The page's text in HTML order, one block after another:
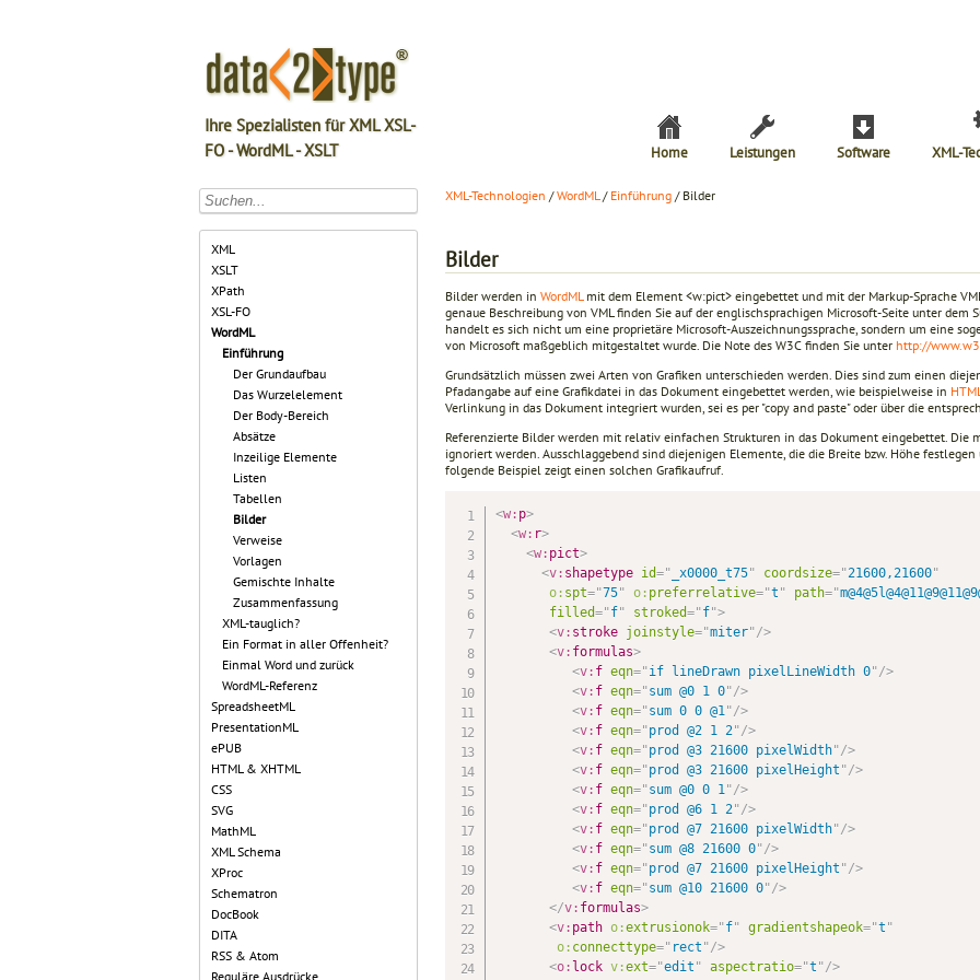
Ihre Spezialisten für XML XSL-
FO - WordML - XSLT
Home Leistungen Software XML-
XML
XSLT
XPath
XSL-FO
WordML
Einführung
Der Grundaufbau
Das Wurzelelement
Der Body-Bereich
Absätze
Inzeilige Elemente
Listen
Tabellen
Bilder
Verweise
Vorlagen
Gemischte Inhalte
Zusammenfassung
XML-tauglich?
Ein Format in aller Offenheit?
Einmal Word und zurück
WordML-Referenz
SpreadsheetML
PresentationML
ePUB
HTML & XHTML
CSS
SVG
MathML
XML Schema
XProc
Schematron
DocBook
DITA
RSS & Atom
Reguläre Ausdrücke
XML-Technologien /WordML/ Einführung / Bilder
Bilder
Bilder werden in WordML mit dem Element <w:pict> eingebettet und mit der Markup-Sprache
genaue Beschreibung von VML finden Sie auf der englischsprachigen Microsoft-Seite unter dem
handelt es sich nicht um eine proprietäre Microsoft-Auszeichnungssprache, sondern um eine
von Microsoft maßgeblich mitgestaltet wurde. Die Note des W3C finden Sie unter http://
Grundsätzlich müssen zwei Arten von Grafiken unterschieden werden. Dies sind zum einen
Pfadangabe auf eine Grafikdatei in das Dokument eingebettet werden, wie beispielweise in HTML
Verlinkung in das Dokument integriert wurden, sei es per "copy and paste" oder über die
Referenzierte Bilder werden mit relativ einfachen Strukturen in das Dokument eingebettet. Die
ignoriert werden. Ausschlaggebend sind diejenigen Elemente, die die Breite bzw. Höhe
folgende Beispiel zeigt einen solchen Grafikaufruf.
<w: p>
<w: r>
<w: pict>
<v: shapetype id=" _x0000_t75" coordsize="21600,21600"
o: spt="75" o: preferrelative="t " path="
filled="f" stroked="f">
<v: stroke joinstyle="miter"/>
<v: formulas>
<v: f eqn="if lineDrawn pixelLineWidth 0"/>
<v: f eqn="sum @0 1 0"/>
<v: f eqn="sum 0 0 @1"/>
<v: f eqn="prod @2 1 2"/>
<v: f eqn="prod @3 21600 pixelWidth"/>
<v: f eqn="prod @3 21600 pixelHeight "/>
<v: f eqn="sum @0 0 1"/>
<v: f eqn="prod @6 1 2"/>
<v: f eqn="prod @7 21600 pixelWidth"/>
<v: f eqn="sum @8 21600 0"/>
<v: f eqn="prod @7 21600 pixelHeight "/>
<v: f eqn="sum @10 21600 0"/>
</v: formulas>
<v: path o:extrusionok="f" gradientshapeok="t "
o: connecttype=" rect "/>
<o: lock v:ext="edit " aspectratio="t "/>